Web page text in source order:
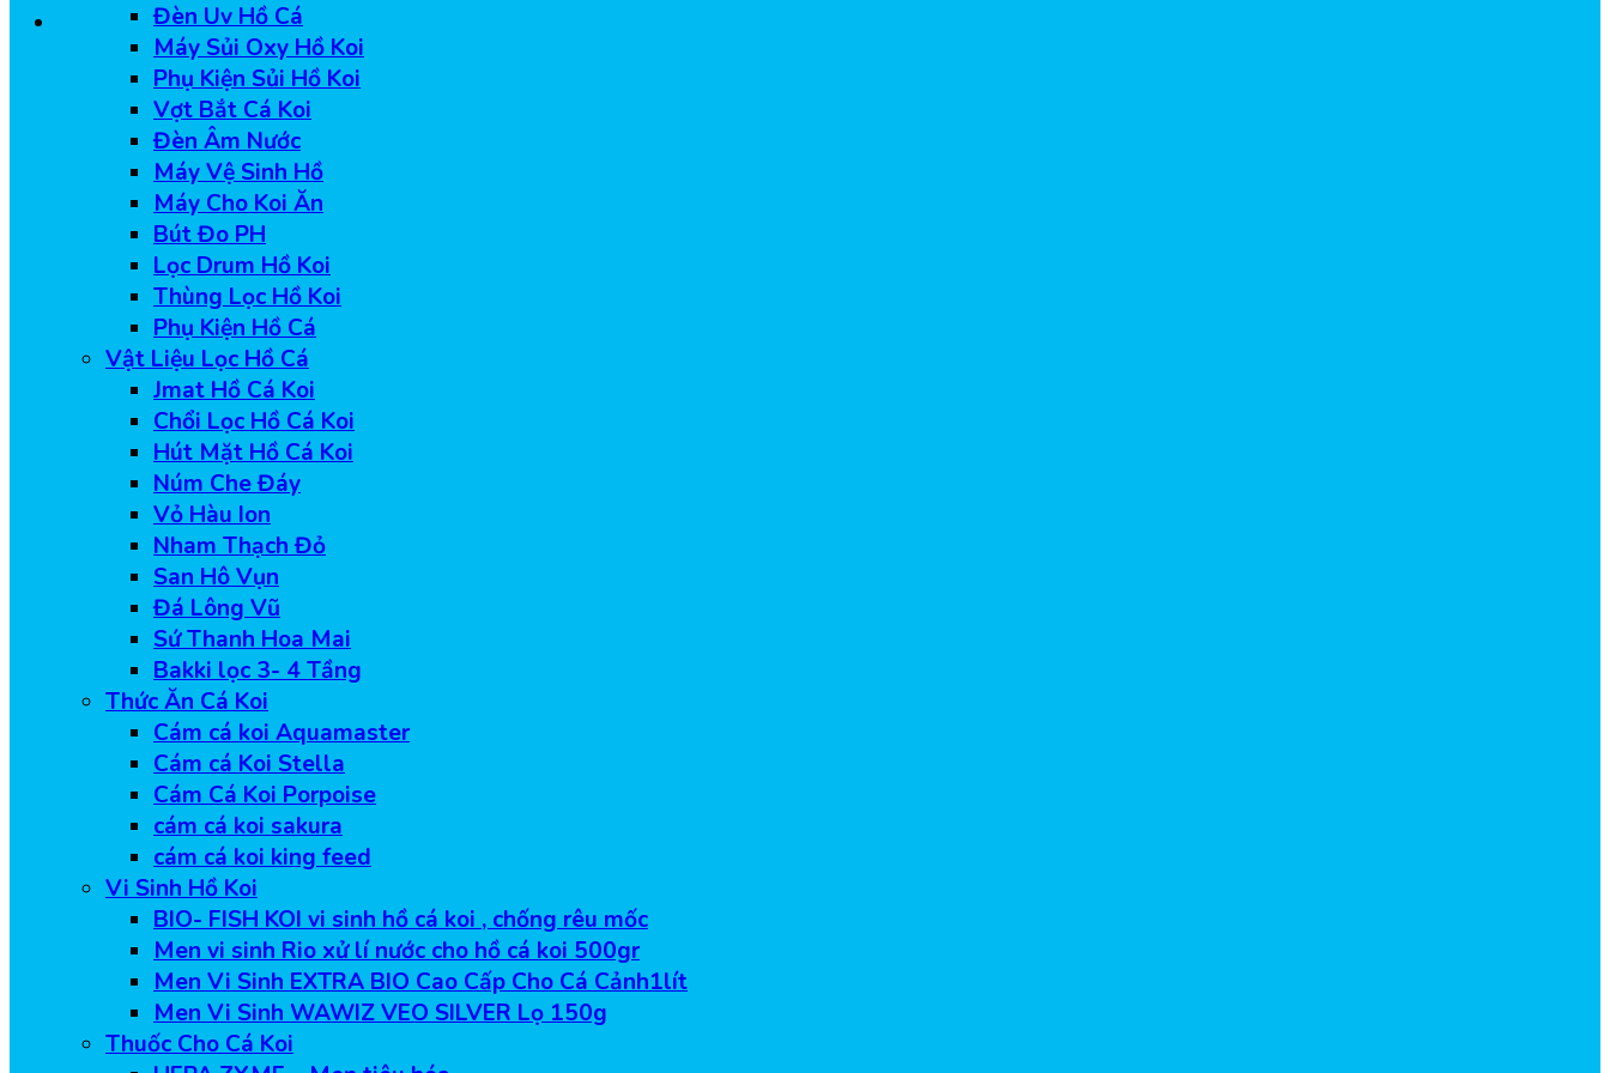
Đèn Uv Hồ Cá
Máy Sủi Oxy Hồ Koi
Phụ Kiện Sủi Hồ Koi
Vợt Bắt Cá Koi
Đèn Âm Nước
Máy Vệ Sinh Hồ
Máy Cho Koi Ăn
Bút Đo PH
Lọc Drum Hồ Koi
Thùng Lọc Hồ Koi
Phụ Kiện Hồ Cá
Vật Liệu Lọc Hồ Cá
Jmat Hồ Cá Koi
Chổi Lọc Hồ Cá Koi
Hút Mặt Hồ Cá Koi
Núm Che Đáy
Vỏ Hàu Ion
Nham Thạch Đỏ
San Hô Vụn
Đá Lông Vũ
Sứ Thanh Hoa Mai
Bakki lọc 3- 4 Tầng
Thức Ăn Cá Koi
Cám cá koi Aquamaster
Cám cá Koi Stella
Cám Cá Koi Porpoise
cám cá koi sakura
cám cá koi king feed
Vi Sinh Hồ Koi
BIO- FISH KOI vi sinh hồ cá koi , chống rêu mốc
Men vi sinh Rio xử lí nước cho hồ cá koi 500gr
Men Vi Sinh EXTRA BIO Cao Cấp Cho Cá Cảnh1lít
Men Vi Sinh WAWIZ VEO SILVER Lọ 150g
Thuốc Cho Cá Koi